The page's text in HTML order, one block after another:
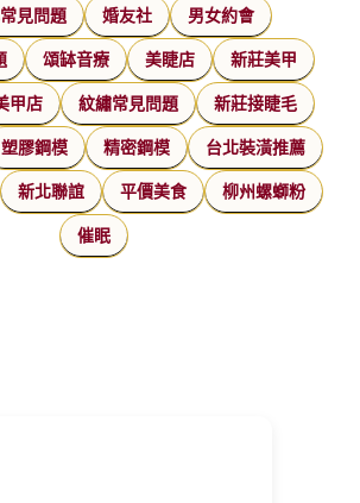
見問題 婚友社 男女約會
頌缽音療 美睫店 新莊美甲
甲店 紋繡常見問題 新莊接睫毛
塑膠鋼模 精密鋼模 台北裝潢推薦
新北聯誼 平價美食 柳州螺螄粉
催眠